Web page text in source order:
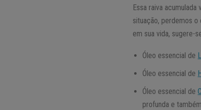
Essa raiva
situação, perdemos
em sua vida, sugere-
Óleo essencial de
Óleo essencial de
Óleo essencial de
profunda e